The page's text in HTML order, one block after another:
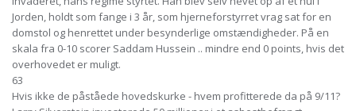
Jorden, holdt som fange i 3 år, som hjerneforstyrret vrag sat for en
domstol og henrettet under besynderlige omstændigheder. På en
skala fra 0-10 scorer Saddam Hussein .. mindre end 0 points, hvis det
overhovedet er muligt.
63
Hvis ikke de påståede hovedskurke - hvem profitterede da på 9/11?